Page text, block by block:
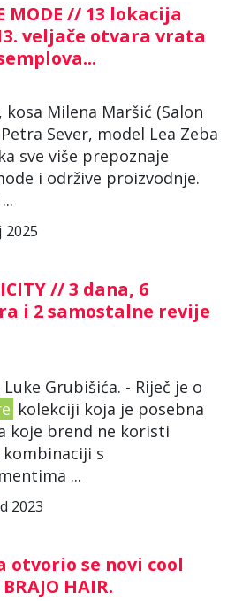
MODE // 13 lokacija
veljače otvara vrata
kosa Milena Maršić (Salon
Sever, model Lea Zeba
sve više prepoznaje
i održive proizvodnje.
2025
// 3 dana, 6
i 2 samostalne revije
Grubišića. - Riječ je o
kolekciji koja je posebna
koje brend ne koristi
s
...
2023
otvorio se novi cool
HAIR.